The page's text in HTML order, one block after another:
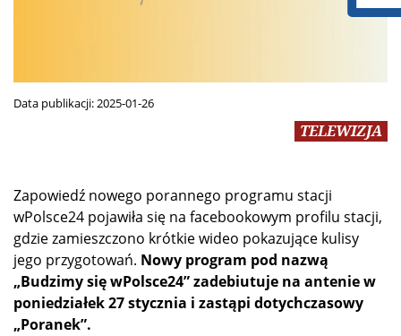
Data publikacji:2025-01-26
TELEWIZJA
Zapowiedź nowego porannego programu stacji
wPolsce24 pojawiła się na facebookowym profilu stacji,
gdzie zamieszczono krótkie wideo pokazujące kulisy
jego przygotowań. Nowy program pod nazwą
„Budzimy się wPolsce24” zadebiutuje na antenie w
poniedziałek 27 stycznia i zastąpi dotychczasowy
„Poranek”.